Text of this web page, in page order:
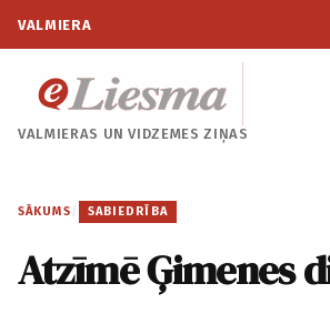
VALMIERA
VALMIERAS UNVIDZEMES ZIŅAS
SĀKUMS / SABIEDRĪBA
Atzīmē Ģimenes